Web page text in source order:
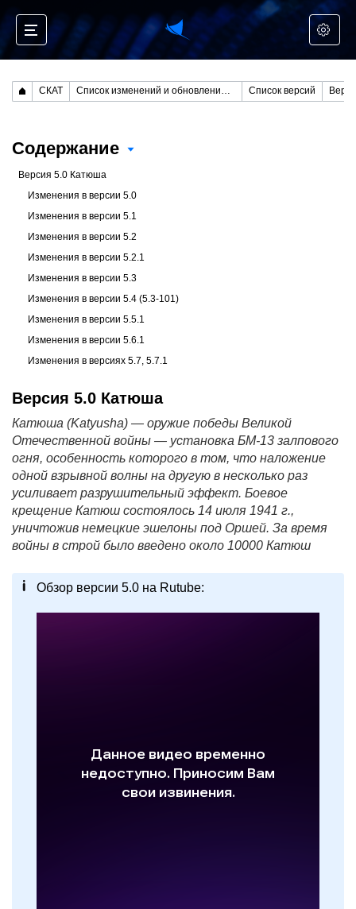
СКАТ Список изменений и обновление СКАТ Список версий
Содержание
Версия 5.0 Катюша
Изменения в версии 5.0
Изменения в версии 5.1
Изменения в версии 5.2
Изменения в версии 5.2.1
Изменения в версии 5.3
Изменения в версии 5.4 (5.3-101)
Изменения в версии 5.5.1
Изменения в версии 5.6.1
Изменения в версиях 5.7, 5.7.1
Версия 5.0 Катюша
Катюша (Katyusha) — оружие победы Великой
Отечественной войны — установка БМ-13 залпового
огня, особенность которого в том, что наложение
одной взрывной волны на другую в несколько раз
усиливает разрушительный эффект. Боевое
крещение Катюш состоялось 14 июля 1941 г.,
уничтожив немецкие эшелоны под Оршей. За время
войны в строй было введено около 10000 Катюш
Обзор версии 5.0 на Rutube: